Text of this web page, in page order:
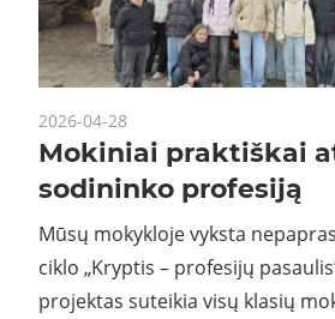
2026-04-28
Mokiniai praktiškai
sodininko profesiją
Mūsų mokykloje vyksta
ciklo „Kryptis – profesijų
projektas suteikia visų klasių